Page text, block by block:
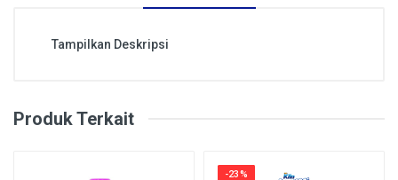
Tampilkan Deskripsi
Produk Terkait
-23%